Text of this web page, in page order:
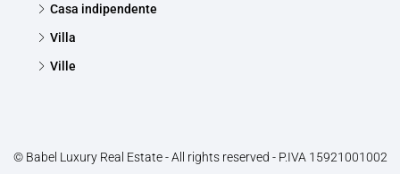
Casa indipendente
Villa
Ville
© Babel Luxury Real Estate - All rights reserved - P.IVA 15921001002